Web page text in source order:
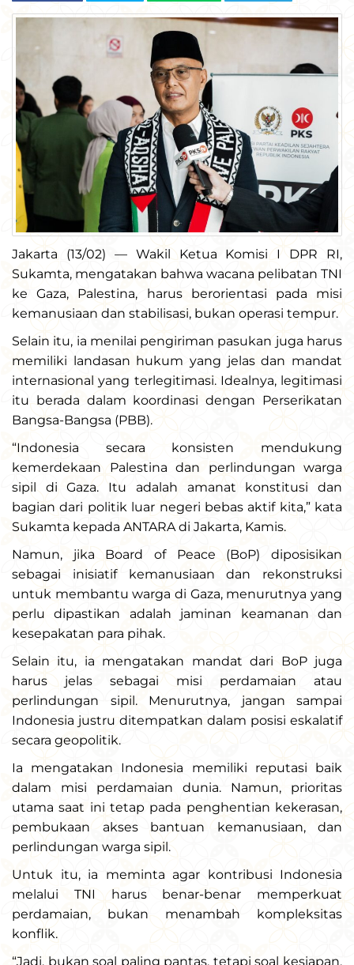
Jakarta (13/02) — Wakil Ketua Komisi I DPR RI,
Sukamta, mengatakan bahwa wacana pelibatan TNI
ke Gaza, Palestina, harus berorientasi pada misi
kemanusiaan dan stabilisasi, bukan operasi tempur.
Selain itu, ia menilai pengiriman pasukan juga harus
memiliki landasan hukum yang jelas dan mandat
internasional yang terlegitimasi. Idealnya, legitimasi
itu berada dalam koordinasi dengan Perserikatan
Bangsa-Bangsa (PBB).
“Indonesia secara konsisten mendukung
kemerdekaan Palestina dan perlindungan warga
sipil di Gaza. Itu adalah amanat konstitusi dan
bagian dari politik luar negeri bebas aktif kita,” kata
Sukamta kepada ANTARA di Jakarta, Kamis.
Namun, jika Board of Peace (BoP) diposisikan
sebagai inisiatif kemanusiaan dan rekonstruksi
untuk membantu warga di Gaza, menurutnya yang
perlu dipastikan adalah jaminan keamanan dan
kesepakatan para pihak.
Selain itu, ia mengatakan mandat dari BoP juga
harus jelas sebagai misi perdamaian atau
perlindungan sipil. Menurutnya, jangan sampai
Indonesia justru ditempatkan dalam posisi eskalatif
secara geopolitik.
Ia mengatakan Indonesia memiliki reputasi baik
dalam misi perdamaian dunia. Namun, prioritas
utama saat ini tetap pada penghentian kekerasan,
pembukaan akses bantuan kemanusiaan, dan
perlindungan warga sipil.
Untuk itu, ia meminta agar kontribusi Indonesia
melalui TNI harus benar-benar memperkuat
perdamaian, bukan menambah kompleksitas
konflik.
“Jadi, bukan soal paling pantas, tetapi soal kesiapan,